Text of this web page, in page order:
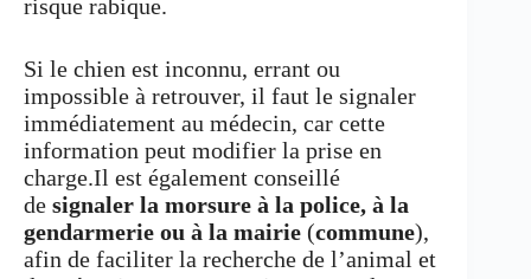
risque rabique.
Si le chien est inconnu, errant ou
impossible à retrouver, il faut le signaler
immédiatement au médecin, car cette
information peut modifier la prise en
charge.Il est également conseillé
de signaler la morsure à la police, à la
gendarmerie ou à la mairie (commune),
afin de faciliter la recherche de l’animal et